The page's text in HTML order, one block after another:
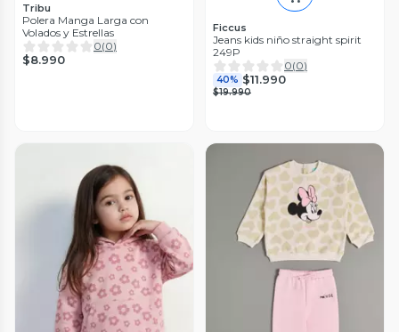
Tribu
Polera Manga Larga con
Volados y Estrellas
0(0)
$8.990
Ficcus
Jeans kids niño straight spirit
249P
0(0)
40% $11.990
$19.990